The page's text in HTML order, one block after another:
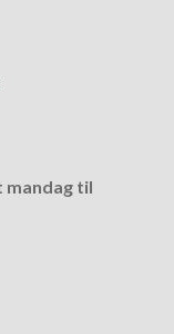
mandag til